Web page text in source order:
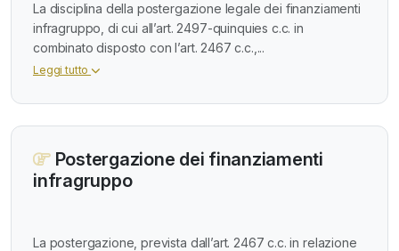
La disciplina della postergazione legale dei finanziamenti
infragruppo, di cui all’art. 2497-quinquies c.c. in
combinato disposto con l’art. 2467 c.c.,...
Leggi tutto
Postergazione dei finanziamenti
infragruppo
La postergazione, prevista dall’art. 2467 c.c. in relazione